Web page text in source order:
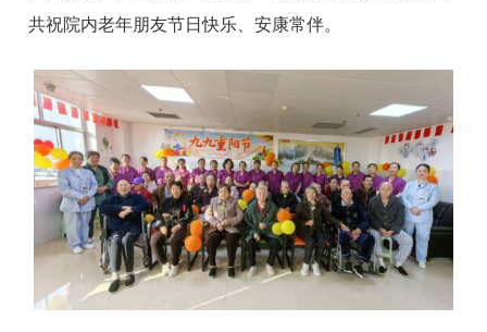
共祝院内老年朋友节日快乐、安康常伴。